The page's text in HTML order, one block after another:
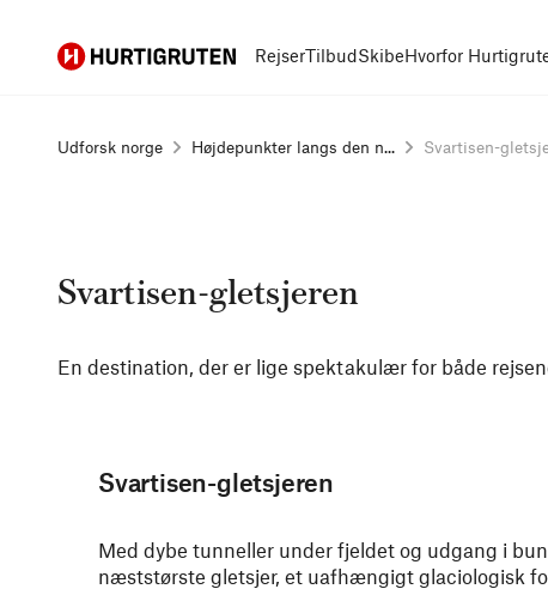
Hurtigruten RejserTilbudSkibeHvorfor
Udforsk norge Højdepunkter langs den n... Svartisen-
Svartisen-gletsjeren
En destination, der er lige spektakulær for både
Svartisen-gletsjeren
Med dybe tunneller under fjeldet og udgang i
næststørste gletsjer, et uafhængigt glaciologisk